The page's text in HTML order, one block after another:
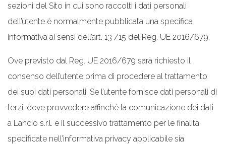
sezioni del Sito in cui sono raccolti i dati personali
dell’utente è normalmente pubblicata una specifica
informativa ai sensi dell’art. 13 /15 del Reg. UE 2016/679.
Ove previsto dal Reg. UE 2016/679 sarà richiesto il
consenso dell’utente prima di procedere al trattamento
dei suoi dati personali. Se l’utente fornisce dati personali di
terzi, deve provvedere affinché la comunicazione dei dati
a Lancio s.r.l. e il successivo trattamento per le finalità
specificate nell’informativa privacy applicabile sia